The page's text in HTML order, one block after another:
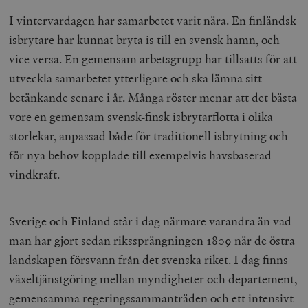
I vintervardagen har samarbetet varit nära. En finländsk
isbrytare har kunnat bryta is till en svensk hamn, och
vice versa. En gemensam arbetsgrupp har tillsatts för att
utveckla samarbetet ytterligare och ska lämna sitt
betänkande senare i år. Många röster menar att det bästa
vore en gemensam svensk-finsk isbrytarflotta i olika
storlekar, anpassad både för traditionell isbrytning och
för nya behov kopplade till exempelvis havsbaserad
vindkraft.
Sverige och Finland står i dag närmare varandra än vad
man har gjort sedan rikssprängningen 1809 när de östra
landskapen försvann från det svenska riket. I dag finns
växeltjänstgöring mellan myndigheter och departement,
gemensamma regeringssammanträden och ett intensivt